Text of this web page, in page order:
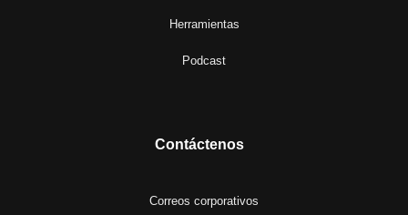
Herramientas
Podcast
Contáctenos
Correos corporativos